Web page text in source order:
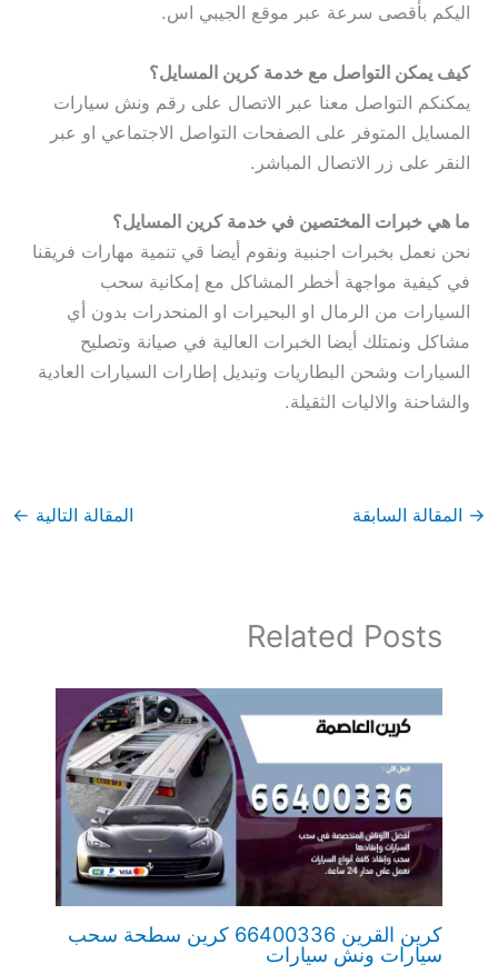
اليكم بأقصى سرعة عبر موقع الجيبي اس.
كيف يمكن التواصل مع خدمة كرين المسايل؟
يمكنكم التواصل معنا عبر الاتصال على رقم ونش سيارات
المسايل المتوفر على الصفحات التواصل الاجتماعي او عبر
النقر على زر الاتصال المباشر.
ما هي خبرات المختصين في خدمة كرين المسايل؟
نحن نعمل بخبرات اجنبية ونقوم أيضا قي تنمية مهارات فريقنا
في كيفية مواجهة أخطر المشاكل مع إمكانية سحب
السيارات من الرمال او البحيرات او المنحدرات بدون أي
مشاكل ونمتلك أيضا الخبرات العالية في صيانة وتصليح
السيارات وشحن البطاريات وتبديل إطارات السيارات العادية
والشاحنة والاليات الثقيلة.
→ المقالة السابقة المقالة التالية ←
Related Posts
كرين القرين 66400336 كرين سطحة سحب
سيارات ونش سيارات